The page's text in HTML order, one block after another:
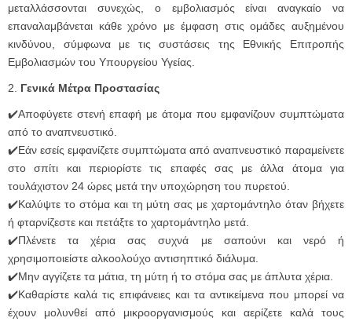
μεταλλάσσονται συνεχώς, ο εμβολιασμός είναι αναγκαίο να
επαναλαμβάνεται κάθε χρόνο με έμφαση στις ομάδες αυξημένου
κινδύνου, σύμφωνα με τις συστάσεις της Εθνικής Επιτροπής
Εμβολιασμών του Υπουργείου Υγείας.
2. Γενικά Μέτρα Προστασίας
✔️Αποφύγετε στενή επαφή με άτομα που εμφανίζουν συμπτώματα
από το αναπνευστικό.
✔️Εάν εσείς εμφανίζετε συμπτώματα από αναπνευστικό παραμείνετε
στο σπίτι και περιορίστε τις επαφές σας με άλλα άτομα για
τουλάχιστον 24 ώρες μετά την υποχώρηση του πυρετού.
✔️Καλύψτε το στόμα και τη μύτη σας με χαρτομάντηλο όταν βήχετε
ή φταρνίζεστε και πετάξτε το χαρτομάντηλο μετά.
✔️Πλένετε τα χέρια σας συχνά με σαπούνι και νερό ή
χρησιμοποιείστε αλκοολούχο αντισηπτικό διάλυμα.
✔️Μην αγγίζετε τα μάτια, τη μύτη ή το στόμα σας με άπλυτα χέρια.
✔️Καθαρίστε καλά τις επιφάνειες και τα αντικείμενα που μπορεί να
έχουν μολυνθεί από μικροοργανισμούς και αερίζετε καλά τους